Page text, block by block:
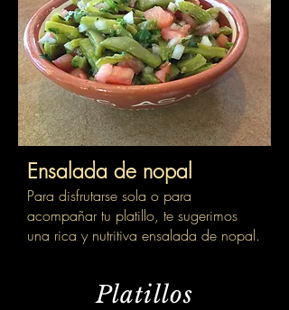
Ensalada de nopal
Para disfrutarse sola o para
acompañar tu platillo, te sugerimos
una rica y nutritiva ensalada de nopal.
Platillos